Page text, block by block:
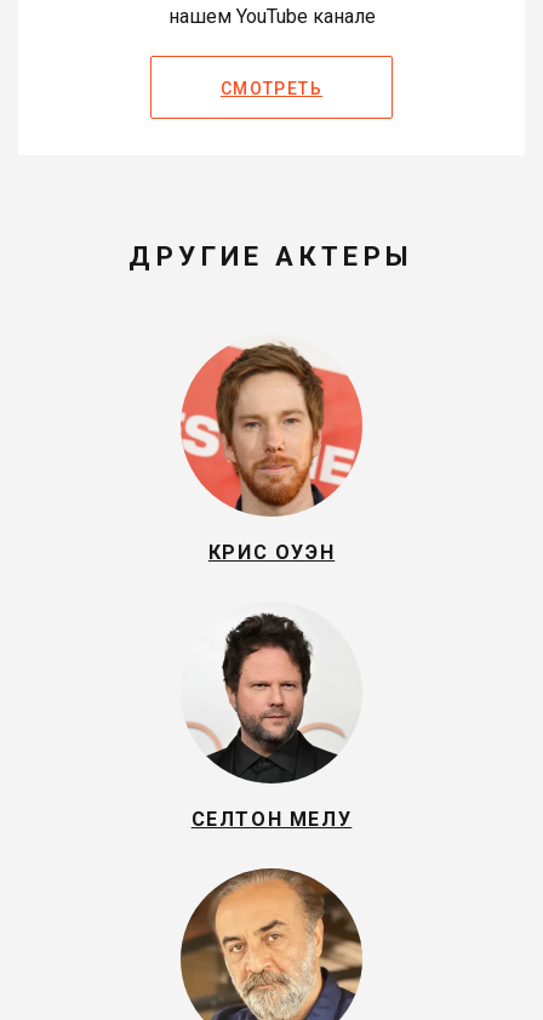
нашем YouTube канале
СМОТРЕТЬ
ДРУГИЕ АКТЕРЫ
КРИС ОУЭН
СЕЛТОН МЕЛУ